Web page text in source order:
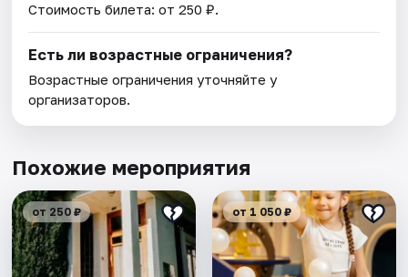
Стоимость билета: от 250 ₽.
Есть ли возрастные ограничения?
Возрастные ограничения уточняйте у
организаторов.
Похожие мероприятия
от 250 ₽ от 1 050 ₽